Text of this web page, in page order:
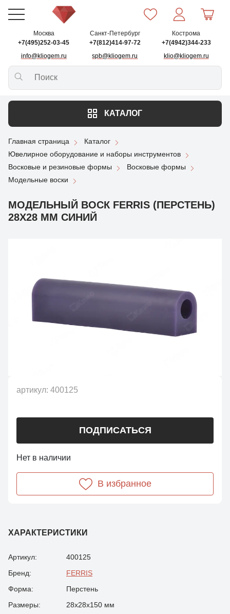
Москва
+7(495)252-03-45
info@kliogem.ru
Санкт-Петербург
+7(812)414-97-72
spb@kliogem.ru
Кострома
+7(4942)344-233
klio@kliogem.ru
КАТАЛОГ
Главная страница
Каталог
Ювелирное оборудование и наборы инструментов
Восковые и резиновые формы
Восковые формы
Модельные воски
МОДЕЛЬНЫЙ ВОСК FERRIS (ПЕРСТЕНЬ)
28Х28 ММ СИНИЙ
ХАРАКТЕРИСТИКИ
Артикул:
400125
Бренд:
FERRIS
Форма:
Перстень
Размеры:
28х28х150 мм
артикул: 400125
ПОДПИСАТЬСЯ
Нет в наличии
В избранное